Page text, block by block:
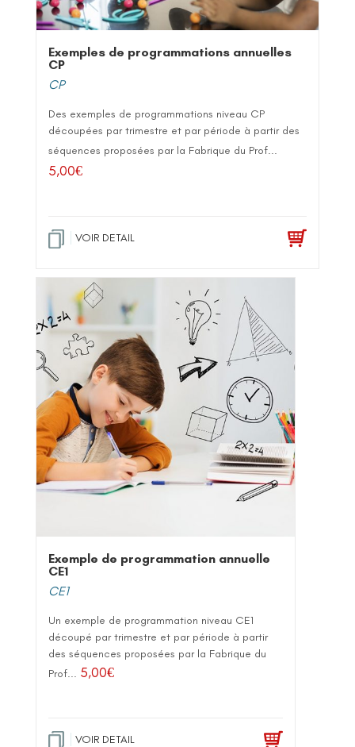
Exemples de programmations annuelles
CP
CP
Des exemples de programmations niveau CP
découpées par trimestre et par période à partir des
séquences proposées par la Fabrique du Prof...
5,00€
VOIR DETAIL
Exemple de programmation annuelle
CE1
CE1
Un exemple de programmation niveau CE1
découpé par trimestre et par période à partir
des séquences proposées par la Fabrique du
Prof... 5,00€
VOIR DETAIL